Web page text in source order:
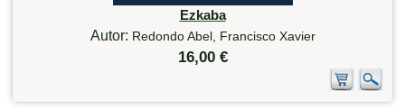
Ezkaba
Autor: Redondo Abel, Francisco Xavier
16,00 €